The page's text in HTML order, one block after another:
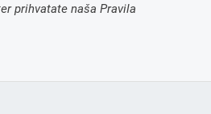
prihvatate naša Pravila